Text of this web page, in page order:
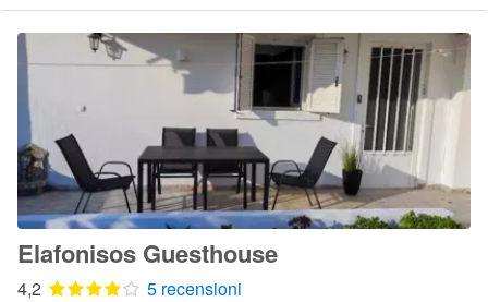
Elafonisos Guesthouse
4,2
5 recensioni